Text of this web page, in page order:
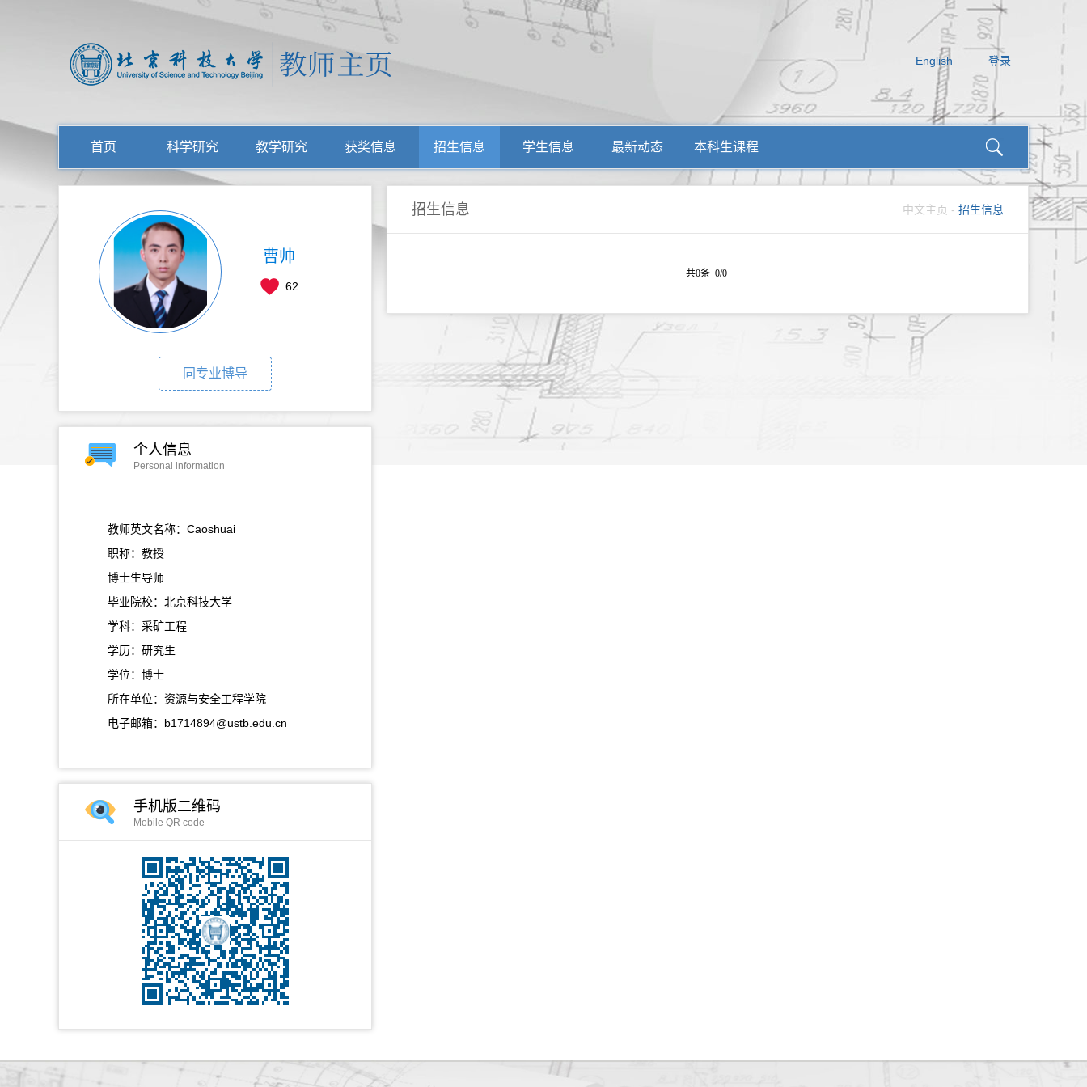
English 登录
首页 科学研究 教学研究 获奖信息 招生信息 学生信息 最新动态 本科生课程
曹帅
62
同专业博导
个人信息
Personal information
教师英文名称：Caoshuai
职称：教授
博士生导师
毕业院校：北京科技大学
学科：采矿工程
学历：研究生
学位：博士
所在单位：资源与安全工程学院
电子邮箱： b1714894@ustb.edu.cn
手机版二维码
Mobile QR code
招生信息 中文主页 - 招生信息
共0条 0/0